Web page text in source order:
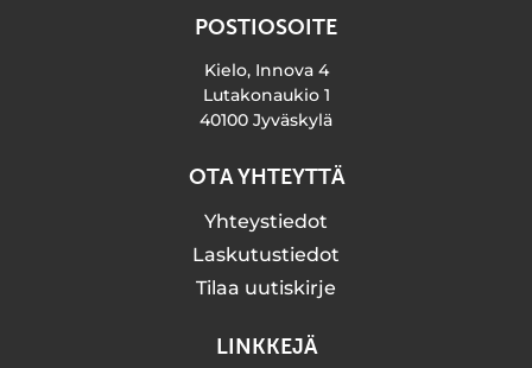
POSTIOSOITE
Kielo, Innova 4
Lutakonaukio 1
40100 Jyväskylä
OTA YHTEYTTÄ
Yhteystiedot
Laskutustiedot
Tilaa uutiskirje
LINKKEJÄ